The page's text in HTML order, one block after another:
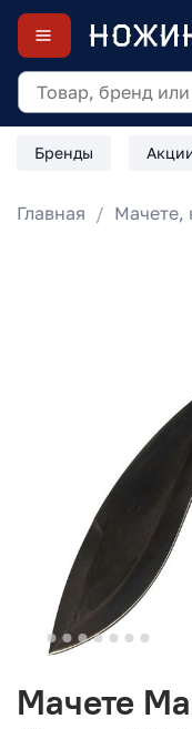
Бренды
Главная Мачете,
Мачете